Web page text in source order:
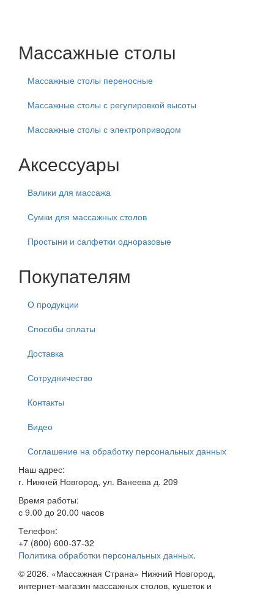
Массажные столы
Массажные столы переносные
Массажные столы с регулировкой высоты
Массажные столы с электроприводом
Аксессуары
Валики для массажа
Сумки для массажных столов
Простыни и салфетки одноразовые
Покупателям
О продукции
Способы оплаты
Доставка
Сотрудничество
Контакты
Видео
Соглашение на обработку персональных данных
Наш адрес:
г. Нижней Новгород, ул. Ванеева д. 209
Время работы:
с 9.00 до 20.00 часов
Телефон:
+7 (800) 600-37-32
Политика обработки персональных данных.
© 2026. «Массажная Страна» Нижний Новгород,
интернет-магазин массажных столов, кушеток и